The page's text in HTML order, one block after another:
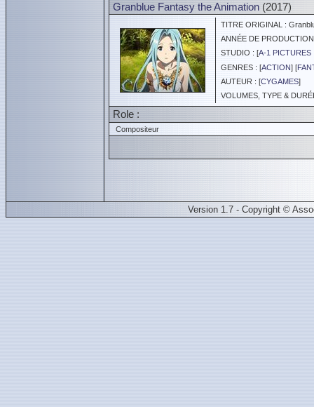
Granblue Fantasy the Animation (2017)
TITRE ORIGINAL :
ANNÉE DE
STUDIO : [A-1 PICTURES
GENRES : [ACTION] [
AUTEUR : [CYGAMES]
VOLUMES, TYPE &
Role :
Compositeur
Version 1.7 - Copyright ©